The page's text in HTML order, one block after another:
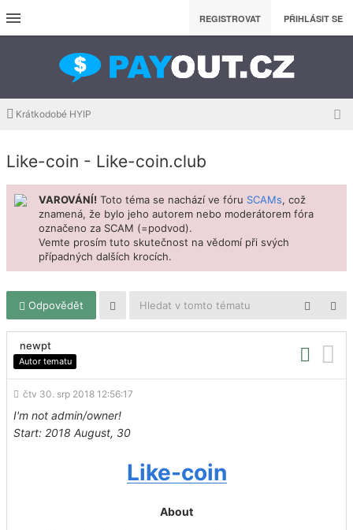
REGISTROVAT PŘIHLÁSIT SE
Krátkodobé HYIP
Like-coin - Like-coin.club
VAROVÁNÍ! Toto téma se nachází ve fóru SCAMs, což
znamená, že bylo jeho autorem nebo moderátorem fóra
označeno za SCAM (=podvod).
Vemte prosím tuto skutečnost na vědomí při svých
případných dalších krocích.
Odpovědět
newpt
Autor tematu
čtv 30. srp 2018 12:56:17
I'm not admin/owner!
Start: 2018 August, 30
Like-coin
About